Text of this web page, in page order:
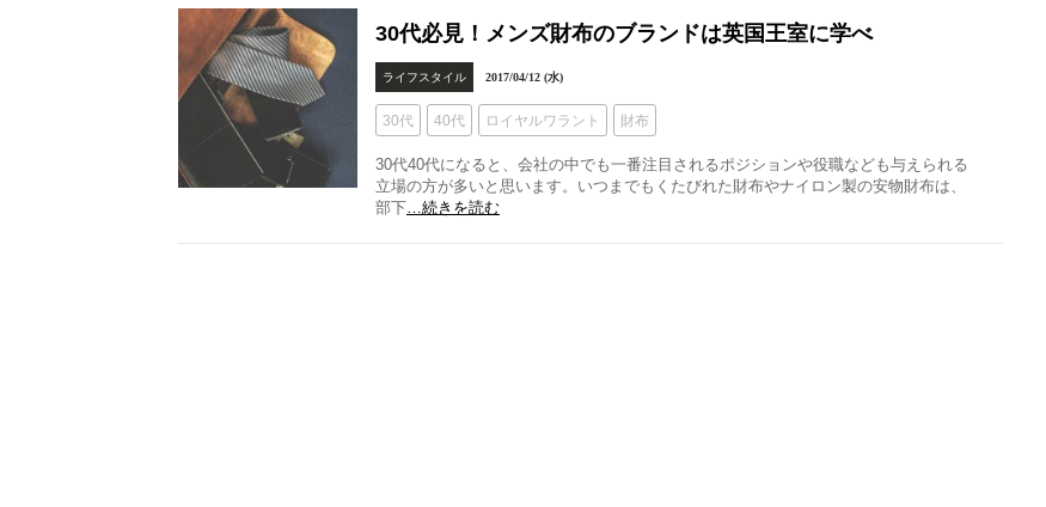
30代必見！メンズ財布のブランドは英国王室に学べ
ライフスタイル 2017/04/12 (水)
30代 40代 ロイヤルワラント 財布
30代40代になると、会社の中でも一番注目されるポジションや役職なども与えられる
立場の方が多いと思います。いつまでもくたびれた財布やナイロン製の安物財布は、
部下…続きを読む